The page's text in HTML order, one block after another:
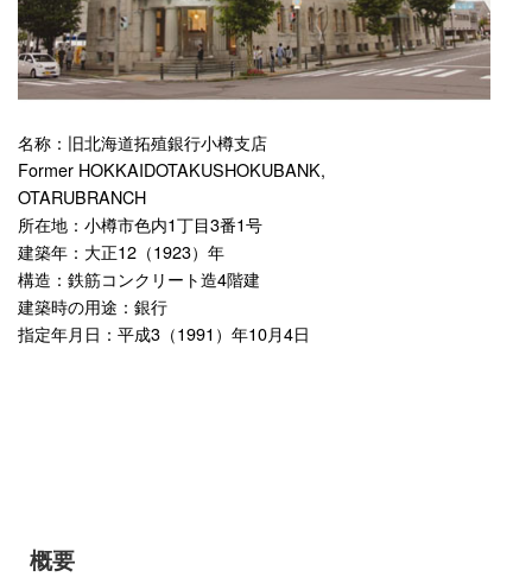
名称：旧北海道拓殖銀行小樽支店
Former HOKKAIDOTAKUSHOKUBANK,
OTARUBRANCH
所在地：小樽市色内1丁目3番1号
建築年：大正12（1923）年
構造：鉄筋コンクリート造4階建
建築時の用途：銀行
指定年月日：平成3（1991）年10月4日
概要